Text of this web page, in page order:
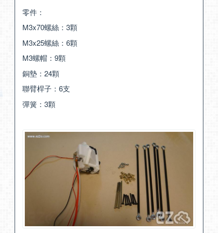
零件：
M3x70螺絲：3顆
M3x25螺絲：6顆
M3螺帽：9顆
銅墊：24顆
聯臂桿子：6支
彈簧：3顆